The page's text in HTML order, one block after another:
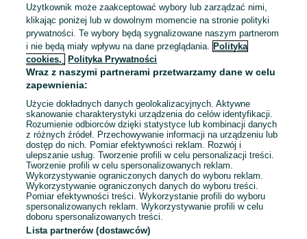
Sprzedający nie otrzymał jeszcze żadnych ocen
Kup jeden z przedmiotów sprzedającego z Przesyłką OLX,
aby być jedną z pierwszych osób, która wystawi mu ocenę.
Jak działają oceny?
Użytkownik może zaakceptować wybory lub zarządzać nimi,
klikając poniżej lub w dowolnym momencie na stronie polityki
prywatności. Te wybory będą sygnalizowane naszym partnerom
i nie będą miały wpływu na dane przeglądania. Polityka
cookies,
Polityka Prywatności
Wraz z naszymi partnerami przetwarzamy dane w celu
zapewnienia:
Użycie dokładnych danych geolokalizacyjnych. Aktywne
skanowanie charakterystyki urządzenia do celów identyfikacji.
Rozumienie odbiorców dzięki statystyce lub kombinacji danych
z różnych źródeł. Przechowywanie informacji na urządzeniu lub
dostęp do nich. Pomiar efektywności reklam. Rozwój i
ulepszanie usług. Tworzenie profili w celu personalizacji treści.
Tworzenie profili w celu spersonalizowanych reklam.
Wykorzystywanie ograniczonych danych do wyboru reklam.
Wykorzystywanie ograniczonych danych do wyboru treści.
Pomiar efektywności treści. Wykorzystanie profili do wyboru
spersonalizowanych reklam. Wykorzystywanie profili w celu
doboru spersonalizowanych treści.
Lista partnerów (dostawców)